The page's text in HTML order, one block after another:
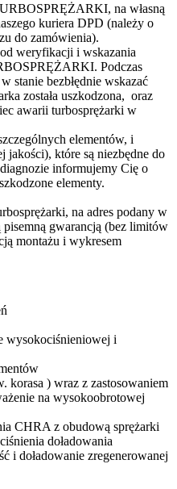
na własną
kuriera DPD (należy o
do zamówienia).
weryfikacji i wskazania
Podczas
stanie bezbłędnie wskazać
została uszkodzona, oraz
awarii turbosprężarki w
elementów, i
jakości), które są niezbędne do
informujemy Cię o
elementy.
na adres podany w
gwarancją (bez limitów
montażu i wykresem
wysokociśnieniowej i
korasa ) wraz z zastosowaniem
na wysokoobrotowej
CHRA z obudową sprężarki
doładowania
i doładowanie zregenerowanej